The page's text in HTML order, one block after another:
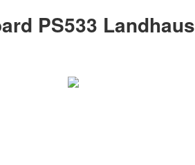
PS533 Landhaus